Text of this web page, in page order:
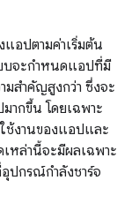
อปตามค่าเริ่มต้น
บจะกำหนดแอปที่มี
มสำคัญสูงกว่า ซึ่งจะ
ากขึ้น โดยเฉพาะ
ช้งานของแอปและ
เหล่านี้จะมีผลเฉพาะ
กรณ์กำลังชาร์จ